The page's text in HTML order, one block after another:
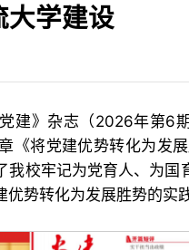
大学建设
建》杂志（2026年第6
《将党建优势转化为发
校牢记为党育人、为国
势转化为发展胜势的实践